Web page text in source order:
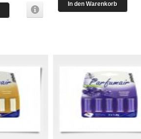
In den Warenkorb